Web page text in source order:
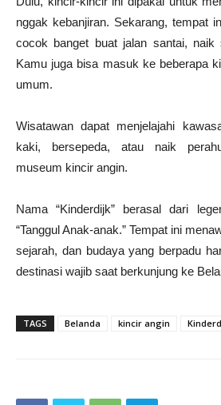
nggak kebanjiran. Sekarang, tempat
cocok banget buat jalan santai, naik
Kamu juga bisa masuk ke beberapa
umum.
Wisatawan dapat menjelajahi
kaki, bersepeda, atau naik
museum kincir angin.
Nama “Kinderdijk” berasal dari
“Tanggul Anak-anak.” Tempat ini
sejarah, dan budaya yang berpadu
destinasi wajib saat berkunjung ke
TAGS Belanda kincir angin